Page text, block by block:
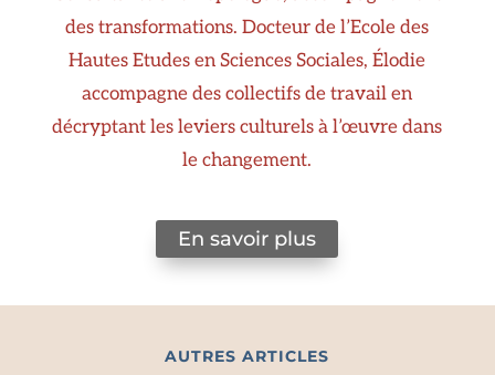
des transformations. Docteur de l’Ecole des
Hautes Etudes en Sciences Sociales, Élodie
accompagne des collectifs de travail en
décryptant les leviers culturels à l’œuvre dans
le changement.
En savoir plus
AUTRES ARTICLES